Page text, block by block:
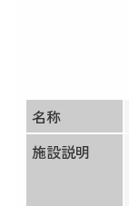
名称
施設説明